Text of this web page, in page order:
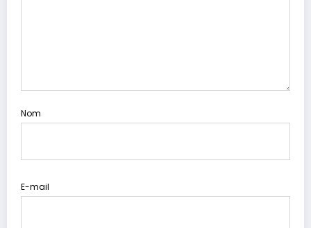
Nom
E-mail